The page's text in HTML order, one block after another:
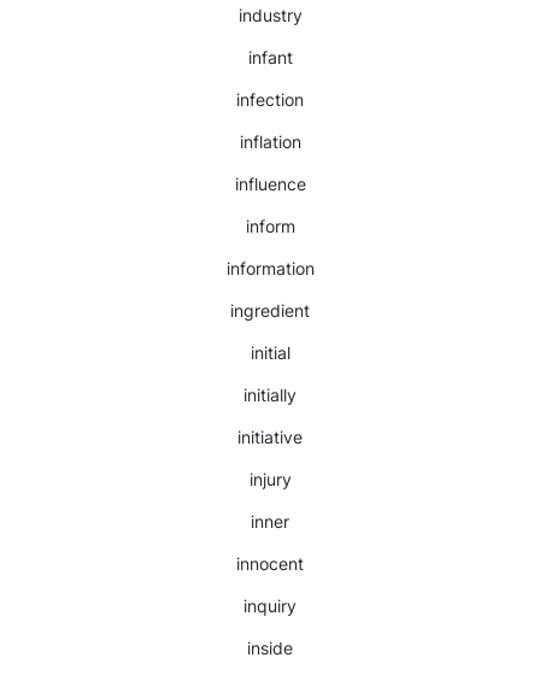
industry
infant
infection
inflation
influence
inform
information
ingredient
initial
initially
initiative
injury
inner
innocent
inquiry
inside